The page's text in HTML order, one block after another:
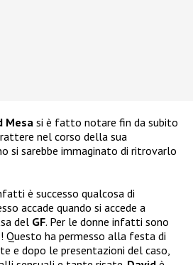
Mesa si è fatto notare fin da subito
nel corso della sua
si sarebbe immaginato di ritrovarlo
è successo qualcosa di
accade quando si accede a
del GF. Per le donne infatti sono
Questo ha permesso alla festa di
e dopo le presentazioni del caso,